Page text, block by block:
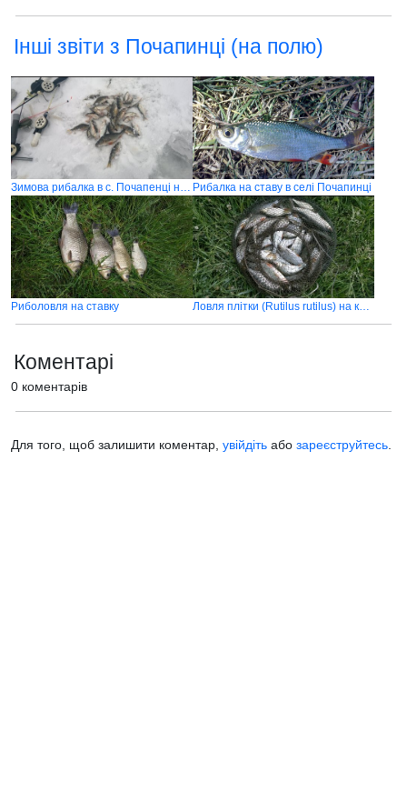
Інші звіти з Почапинці (на полю)
Зимова рибалка в с. Почапенці на Різдвяні свята 2016 Рибалка на ставу в селі Почапинці
Риболовля на ставку Ловля плітки (Rutilus rutilus) на кукурузу
Коментарі
0 коментарів
Для того, щоб залишити коментар, увійдіть або зареєструйтесь